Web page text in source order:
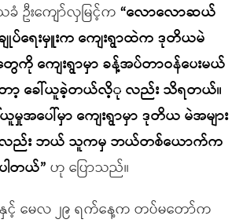
ဦးကျော်လှမြင့်က “လောလောဆယ်
ပ်ရေးမှူးက ကျေးရွာထဲက ဒုတိယမဲ
ကို ကျေးရွာမှာ ခန့်အပ်တာဝန်ပေးမယ်
တော့ ခေါ်ယူခဲ့တယ်လိ့ု လည်း သိရတယ်။
မှုအပေါ်မှာ ကျေးရွာမှာ ဒုတိယ မဲအများ
ည်း ဘယ် သူကမှ ဘယ်တစ်ယောက်က
ါတယ်” ဟု ပြောသည်။
င့် မေလ ၂၉ ရက်နေ့က တပ်မတော်က